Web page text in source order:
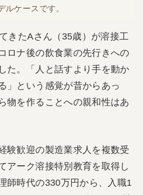
ルケースです。
きたAさん（35歳）が溶接工
ロナ後の飲食業の先行きへの
た。「人と話すより手を動か
」という感覚が昔からあっ
物を作ることへの親和性はあ
験歓迎の製造業求人を複数受
アーク溶接特別教育を取得し
師時代の330万円から、入職1